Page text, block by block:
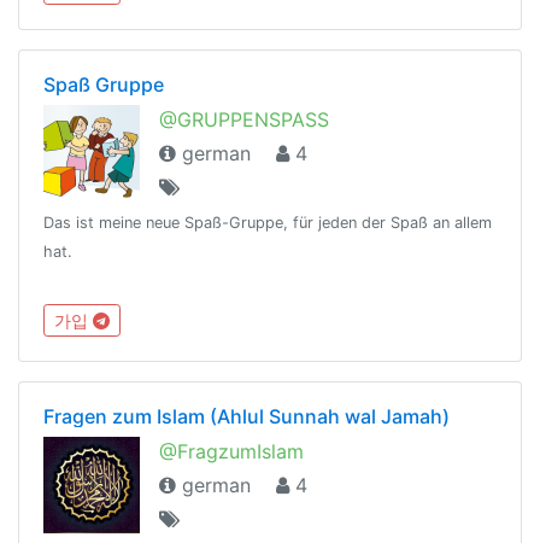
Spaß Gruppe
@GRUPPENSPASS
german
4
Das ist meine neue Spaß-Gruppe, für jeden der Spaß an allem
hat.
가입
Fragen zum Islam (Ahlul Sunnah wal Jamah)
@FragzumIslam
german
4